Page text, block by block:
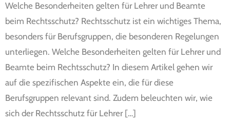
Welche Besonderheiten gelten für Lehrer und Beamte
beim Rechtsschutz? Rechtsschutz ist ein wichtiges Thema,
besonders für Berufsgruppen, die besonderen Regelungen
unterliegen. Welche Besonderheiten gelten für Lehrer und
Beamte beim Rechtsschutz? In diesem Artikel gehen wir
auf die spezifischen Aspekte ein, die für diese
Berufsgruppen relevant sind. Zudem beleuchten wir, wie
sich der Rechtsschutz für Lehrer […]